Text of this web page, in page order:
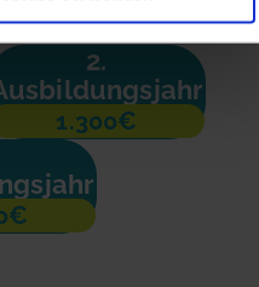
2.
1.300€